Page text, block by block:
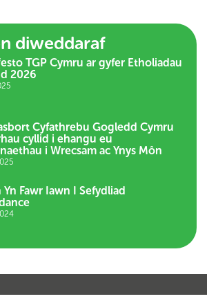
diweddaraf
TGP Cymru ar gyfer Etholiadau
2026
Cyfathrebu Gogledd Cymru
cyllid i ehangu eu
i Wrecsam ac Ynys Môn
Yn Fawr Iawn I Sefydliad